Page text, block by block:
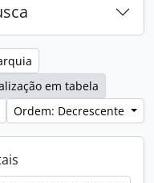
em tabela
Ordem: Decrescente